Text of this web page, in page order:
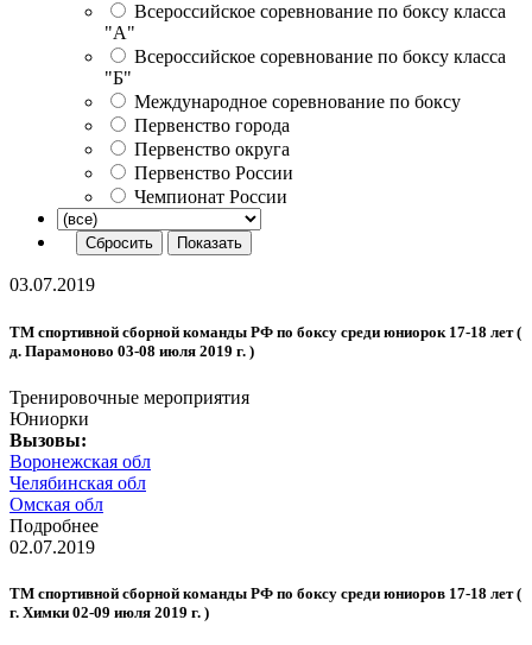
Всероссийское соревнование по боксу класса
"А"
Всероссийское соревнование по боксу класса
"Б"
Международное соревнование по боксу
Первенство города
Первенство округа
Первенство России
Чемпионат России
03.07.2019
ТМ спортивной сборной команды РФ по боксу среди юниорок 17-18 лет (
д. Парамоново 03-08 июля 2019 г. )
Тренировочные мероприятия
Юниорки
Вызовы:
Воронежская обл
Челябинская обл
Омская обл
Подробнее
02.07.2019
ТМ спортивной сборной команды РФ по боксу среди юниоров 17-18 лет (
г. Химки 02-09 июля 2019 г. )